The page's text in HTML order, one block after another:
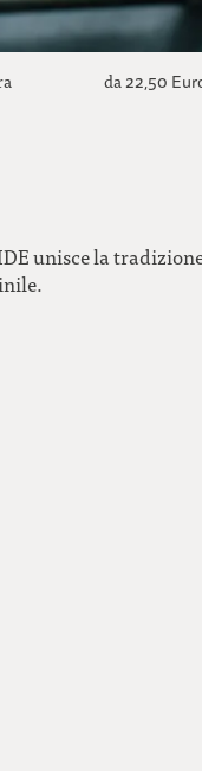
da22,50
unisce la